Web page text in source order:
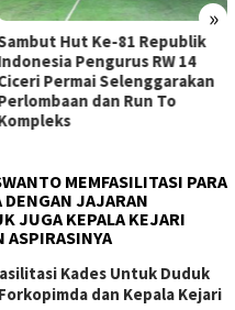
»
Hut Ke-81 Republik
Pengurus RW 14
Permai Selenggarakan
dan Run To
MEMFASILITASI PARA
DENGAN JAJARAN
JUGA KEPALA KEJARI
ASPIRASINYA
Kades Untuk Duduk
dan Kepala Kejari